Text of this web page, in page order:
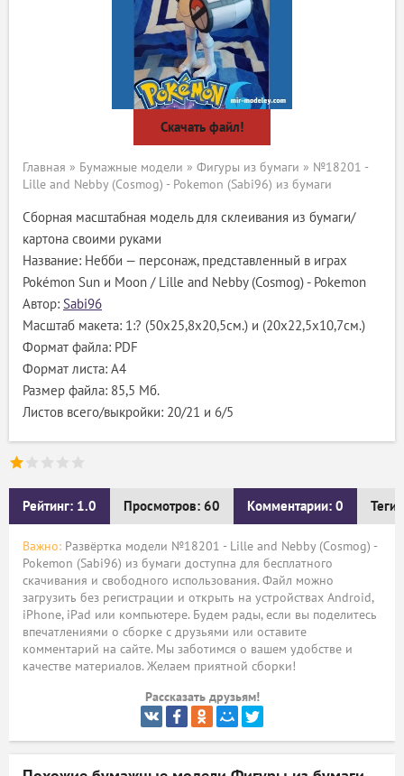
Скачать файл!
Главная » Бумажные модели » Фигуры из бумаги » №18201 -
Lille and Nebby (Cosmog) - Pokemon (Sabi96) из бумаги
Сборная масштабная модель для склеивания из бумаги/
картона своими руками
Название: Небби — персонаж, представленный в играх
Pokémon Sun и Moon / Lille and Nebby (Cosmog) - Pokemon
Автор: Sabi96
Масштаб макета: 1:? (50х25,8х20,5см.) и (20х22,5х10,7см.)
Формат файла: PDF
Формат листа: А4
Размер файла: 85,5 Мб.
Листов всего/выкройки: 20/21 и 6/5
Рейтинг: 1.0 Просмотров: 60 Комментарии: 0 Теги:
Важно: Развёртка модели №18201 - Lille and Nebby (Cosmog) -
Pokemon (Sabi96) из бумаги доступна для бесплатного
скачивания и свободного использования. Файл можно
загрузить без регистрации и открыть на устройствах Android,
iPhone, iPad или компьютере. Будем рады, если вы поделитесь
впечатлениями о сборке с друзьями или оставите
комментарий на сайте. Мы заботимся о вашем удобстве и
качестве материалов. Желаем приятной сборки!
Рассказать друзьям!